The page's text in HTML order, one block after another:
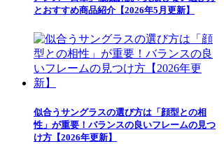
とおすすめ商品紹介【2026年5月更新】
似合うサングラスの選び方は「顔型との相
性」が重要！バランスの良いフレームの見つ
け方【2026年更新】